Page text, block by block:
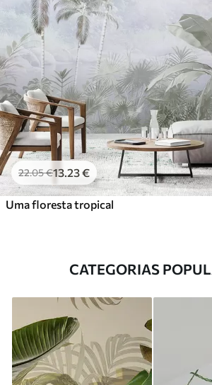
22.05€13 .23€
Uma floresta tropical
CATEGORIAS